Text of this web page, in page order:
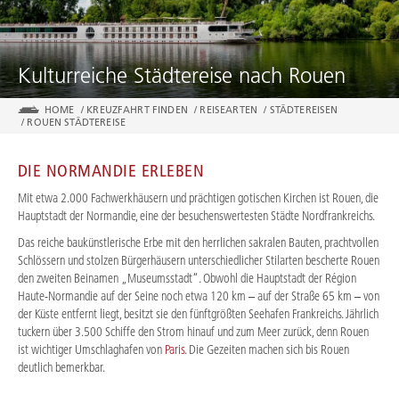
SUCHEN
Kulturreiche Städtereise nach Rouen
HOME / KREUZFAHRT FINDEN / REISEARTEN / STÄDTEREISEN
/ ROUEN STÄDTEREISE
DIE NORMANDIE ERLEBEN
Mit etwa 2.000 Fachwerkhäusern und prächtigen gotischen Kirchen ist Rouen, die
Hauptstadt der Normandie, eine der besuchenswertesten Städte Nordfrankreichs.
Das reiche baukünstlerische Erbe mit den herrlichen sakralen Bauten, prachtvollen
Schlössern und stolzen Bürgerhäusern unterschiedlicher Stilarten bescherte Rouen
den zweiten Beinamen „Museumsstadt“. Obwohl die Hauptstadt der Région
Haute-Normandie auf der Seine noch etwa 120 km – auf der Straße 65 km – von
der Küste entfernt liegt, besitzt sie den fünftgrößten Seehafen Frankreichs. Jährlich
tuckern über 3.500 Schiffe den Strom hinauf und zum Meer zurück, denn Rouen
ist wichtiger Umschlaghafen von Paris. Die Gezeiten machen sich bis Rouen
deutlich bemerkbar.